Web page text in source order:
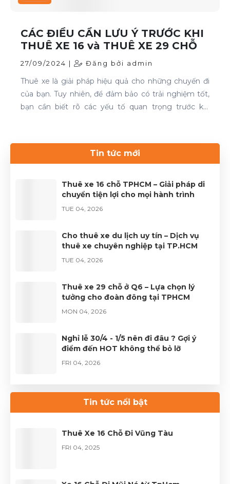
CÁC ĐIỀU CẦN LƯU Ý TRƯỚC KHI
THUÊ XE 16 và THUÊ XE 29 CHỖ
27/09/2024 | Đăng bởi admin
Thuê xe là giải pháp hiệu quả cho những chuyến đi
của bạn. Tuy nhiên, để đảm bảo có trải nghiệm tốt,
bạn cần biết rõ các yếu tố quan trọng trước khi
dịch vụ thuê xe uy tín, hãy liên hệ với Thuê xe Phong
Cảnh để được phục vụ tốt nhất.Liên hệ 0899 78
Tin tức mới
Thuê xe 16 chỗ TPHCM – Giải pháp di
chuyển tiện lợi cho mọi hành trình
TUE 04, 2026
Cho thuê xe du lịch uy tín – Dịch vụ
thuê xe chuyên nghiệp tại TP.HCM
TUE 04, 2026
Thuê xe 29 chỗ ở Q6 – Lựa chọn lý
tưởng cho đoàn đông tại TPHCM
MON 04, 2026
Nghỉ lễ 30/4 - 1/5 nên đi đâu ? Gợi ý
điểm đến HOT không thể bỏ lỡ
FRI 04, 2026
– Hành trình đầy trọn vẹn
FRI 04, 2026
Tin tức nổi bật
Thuê Xe 16 Chỗ Đi Vũng Tàu
FRI 04, 2025